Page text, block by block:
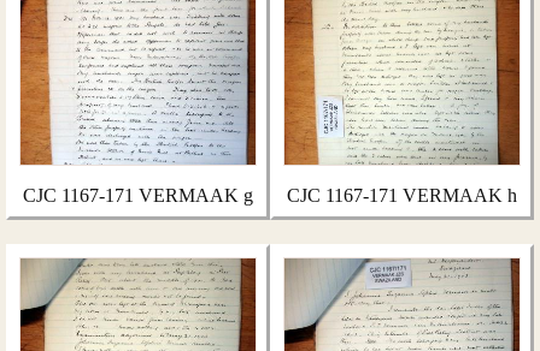
CJC 1167-171 VERMAAK g CJC 1167-171 VERMAAK h